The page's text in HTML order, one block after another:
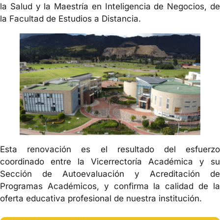
la Salud y la Maestría en Inteligencia de Negocios, de
la Facultad de Estudios a Distancia.
Esta renovación es el resultado del esfuerzo
coordinado entre la Vicerrectoría Académica y su
Sección de Autoevaluación y Acreditación de
Programas Académicos, y confirma la calidad de la
oferta educativa profesional de nuestra institución.